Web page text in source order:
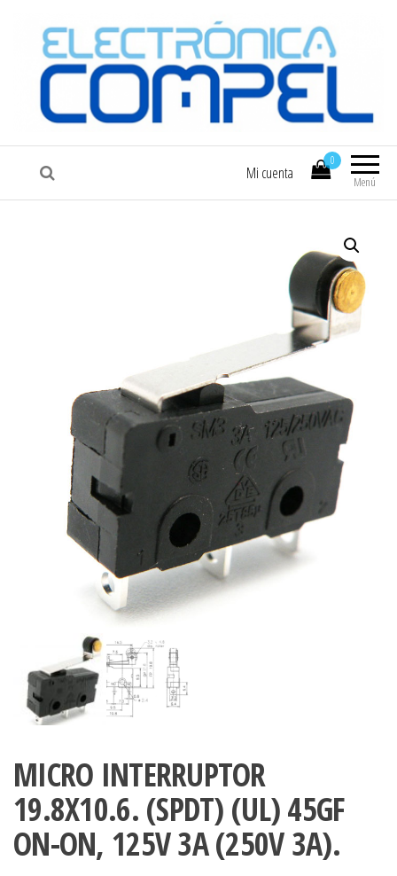
COMPEL Electrónica COMPEL
Menú
0
Mi cuenta
MICRO INTERRUPTOR
19.8X10.6. (SPDT) (UL) 45GF
ON-ON, 125V 3A (250V 3A).